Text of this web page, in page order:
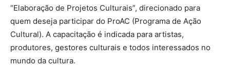
“Elaboração de Projetos Culturais”, direcionado para
quem deseja participar do ProAC (Programa de Ação
Cultural). A capacitação é indicada para artistas,
produtores, gestores culturais e todos interessados no
mundo da cultura.